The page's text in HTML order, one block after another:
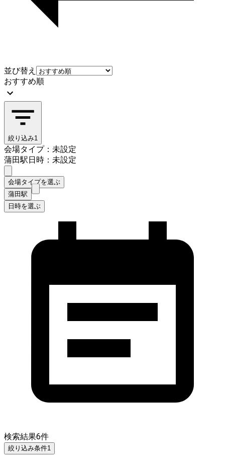
並び替え
おすすめ順
絞り込み1
会場タイプ：未設定
蒲田駅日時：未設定
会場タイプを選ぶ
蒲田駅
日時を選ぶ
検索結果6件
絞り込み条件1